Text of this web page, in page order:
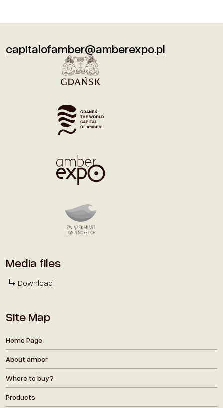
capitalofamber@amberexpo.pl
Media files
Download
Site Map
Home Page
About amber
Where to buy?
Products